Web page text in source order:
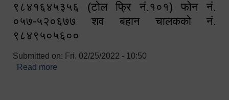
९८४१६४५३५६ (टोल फ्रि नं.१०१) फोन नं.
०५७-५२०६७७ शव बहान चालकको नं.
९८४९५०५६००
Submitted on: Fri, 02/25/2022 - 10:50
Read more